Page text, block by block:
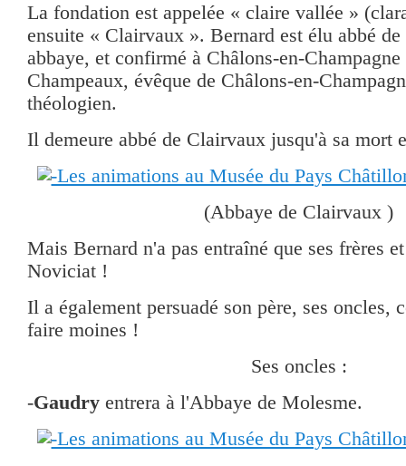
La fondation est appelée « claire vallée »
ensuite « Clairvaux ». Bernard est élu abbé
abbaye, et confirmé à Châlons-en-
Champeaux, évêque de Châlons-en-
théologien.
Il demeure abbé de Clairvaux jusqu'à sa mort
(Abbaye de Clairvaux )
Mais Bernard n'a pas entraîné que ses frères
Noviciat !
Il a également persuadé son père, ses oncles,
faire moines !
Ses oncles :
-Gaudry entrera à l'Abbaye de Molesme.